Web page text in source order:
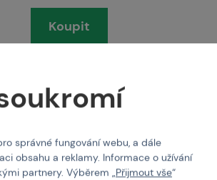
Koupit
správné fungování webu, a dále
obsahu a reklamy. Informace o užívání
partnery. Výběrem „Přijmout vše“